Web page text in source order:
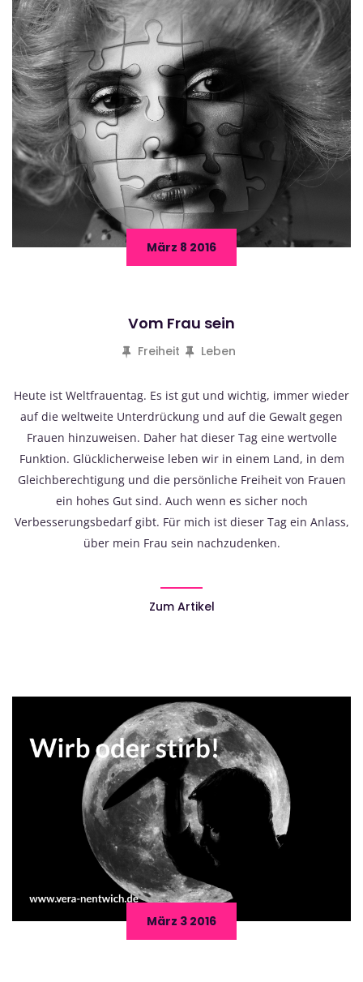
März 8 2016
Vom Frau sein
Freiheit Leben
Heute ist Weltfrauentag. Es ist gut und wichtig, immer wieder
auf die weltweite Unterdrückung und auf die Gewalt gegen
Frauen hinzuweisen. Daher hat dieser Tag eine wertvolle
Funktion. Glücklicherweise leben wir in einem Land, in dem
Gleichberechtigung und die persönliche Freiheit von Frauen
ein hohes Gut sind. Auch wenn es sicher noch
Verbesserungsbedarf gibt. Für mich ist dieser Tag ein Anlass,
über mein Frau sein nachzudenken.
Zum Artikel
März 3 2016